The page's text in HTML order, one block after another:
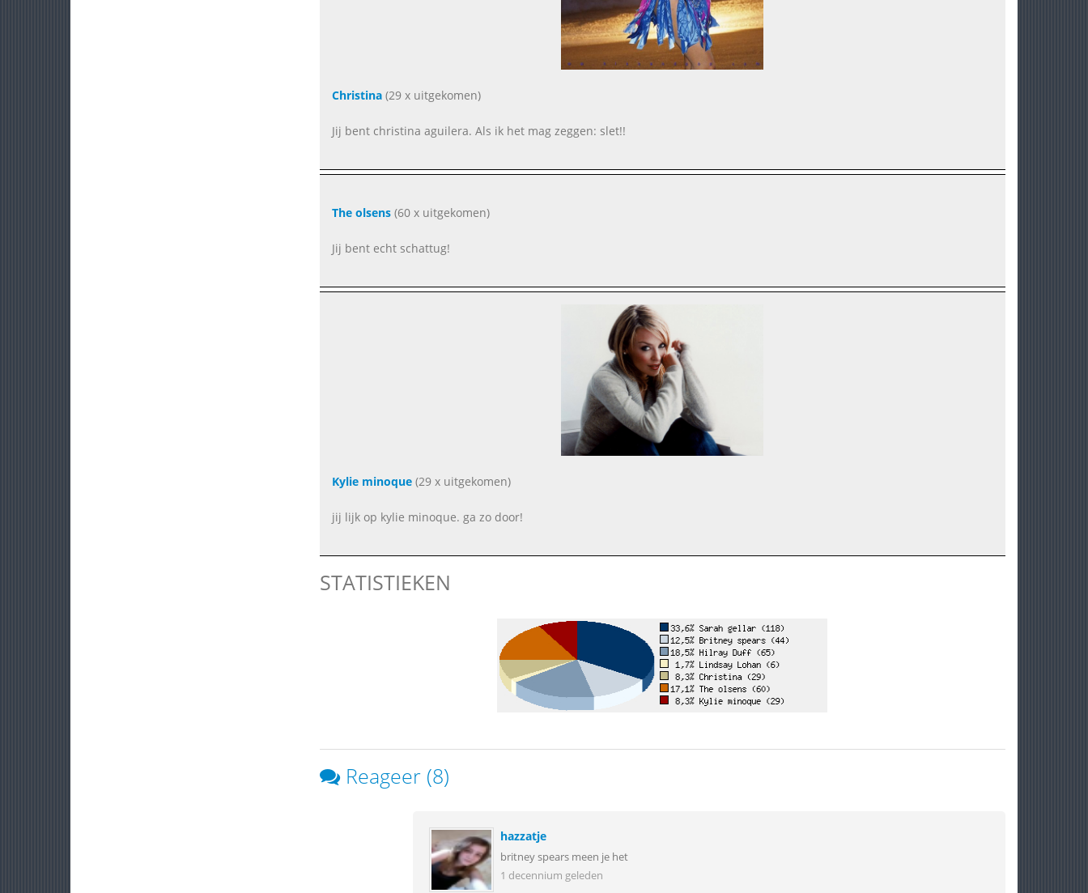
Christina(29 x uitgekomen)
Jij bent christina aguilera. Als ik het mag zeggen: slet!!
The olsens(60 x uitgekomen)
Jij bent echt schattug!
Kylie minoque(29 x uitgekomen)
jij lijk op kylie minoque. ga zo door!
STATISTIEKEN
Reageer (8)
hazzatje
britney spears meen je het
1 decennium geleden